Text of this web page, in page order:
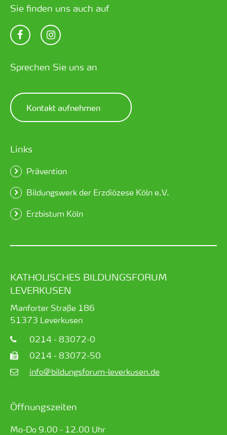
Sie finden uns auch auf
Sprechen Sie uns an
Kontakt aufnehmen
Links
Prävention
Bildungswerk der Erzdiözese Köln e.V.
Erzbistum Köln
KATHOLISCHES BILDUNGSFORUM
LEVERKUSEN
Manforter Straße 186
51373 Leverkusen
0214 - 83072-0
0214 - 83072-50
info@bildungsforum-leverkusen.de
Öffnungszeiten
Mo-Do 9.00 - 12.00 Uhr